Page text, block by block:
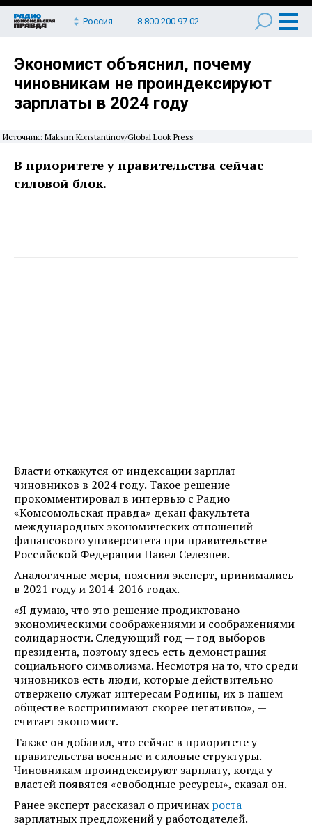
Россия 8 800 200 97 02
Экономист объяснил, почему
чиновникам не проиндексируют
зарплаты в 2024 году
Источник: Maksim Konstantinov/Global Look Press
В приоритете у правительства сейчас
силовой блок.
Власти откажутся от индексации зарплат
чиновников в 2024 году. Такое решение
прокомментировал в интервью с Радио
«Комсомольская правда» декан факультета
международных экономических отношений
финансового университета при правительстве
Российской Федерации Павел Селезнев.
Аналогичные меры, пояснил эксперт, принимались
в 2021 году и 2014-2016 годах.
«Я думаю, что это решение продиктовано
экономическими соображениями и соображениями
солидарности. Следующий год — год выборов
президента, поэтому здесь есть демонстрация
социального символизма. Несмотря на то, что среди
чиновников есть люди, которые действительно
отвержено служат интересам Родины, их в нашем
обществе воспринимают скорее негативно», —
считает экономист.
Также он добавил, что сейчас в приоритете у
правительства военные и силовые структуры.
Чиновникам проиндексируют зарплату, когда у
властей появятся «свободные ресурсы», сказал он.
Ранее эксперт рассказал о причинах роста
зарплатных предложений у работодателей.